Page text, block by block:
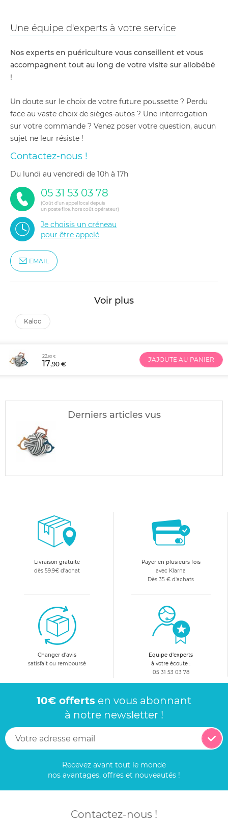
Une équipe d'experts à votre service
Nos experts en puériculture vous conseillent et vous
accompagnent tout au long de votre visite sur allobébé
!
Un doute sur le choix de votre future poussette ? Perdu
face au vaste choix de sièges-autos ? Une interrogation
sur votre commande ? Venez poser votre question, aucun
sujet ne leur résiste !
Contactez-nous !
du lundi au vendredi de 10h à 17h
05 31 53 03 78
(Coût d'un appel local depuis
un poste fixe, hors coût opérateur)
Je choisis un créneau
pour être appelé
EMAIL
Voir plus
kaloo
22,90 €
17,90 €
J'AJOUTE AU PANIER
Derniers articles vus
Livraison gratuite
dès 59.9€ d'achat
Payer en plusieurs fois
avec Klarna
Dès 35 € d'achats
Changer d'avis
satisfait ou remboursé
Equipe d'experts
à votre écoute :
05 31 53 03 78
10€ offerts en vous abonnant
à notre newsletter !
Recevez avant tout le monde
nos avantages, offres et nouveautés !
Contactez-nous !